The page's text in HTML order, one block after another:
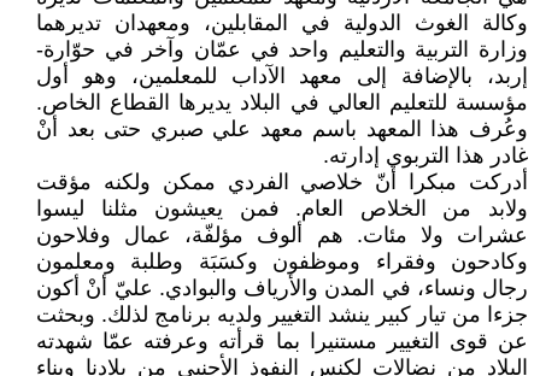
وكالة الغوث الدولية في المقابلين، ومعهدان تديرهما
وزارة التربية والتعليم واحد في عمّان وآخر في حوّارة-
إربد، بالإضافة إلى معهد الآداب للمعلمين، وهو أول
مؤسسة للتعليم العالي في البلاد يديرها القطاع الخاص.
وعُرف هذا المعهد باسم معهد علي صبري حتى بعد أنْ
غادر هذا التربوي إدارته.
أدركت مبكرا أنّ خلاصي الفردي ممكن ولكنه مؤقت
ولابد من الخلاص العام. فمن يعيشون مثلنا ليسوا
عشرات ولا مئات. هم ألوف مؤلفّة، عمال وفلاحون
وكادحون وفقراء وموظفون وكسَبَة وطلبة ومعلمون
رجال ونساء، في المدن والأرياف والبوادي. عليّ أنْ أكون
جزءا من تيار كبير ينشد التغيير ولديه برنامج لذلك. وبحثت
عن قوى التغيير مستنيرا بما قرأته وعرفته عمّا شهدته
البلاد من نضالات لكنس النفوذ الأجنبي من بلادنا وبناء